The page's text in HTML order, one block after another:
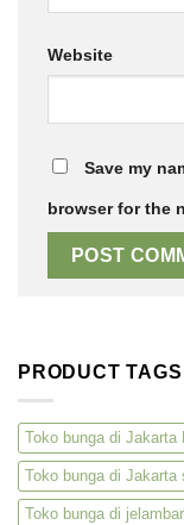
Website
Save my
browser for the
PRODUCT TAGS
Toko bunga di Jakarta
Toko bunga di Jakarta
Toko bunga di